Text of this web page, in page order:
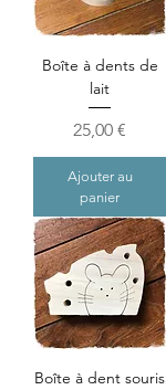
Boîte à dents de
lait
Prix
25,00 €
Ajouter au
panier
Boîte à dent souris